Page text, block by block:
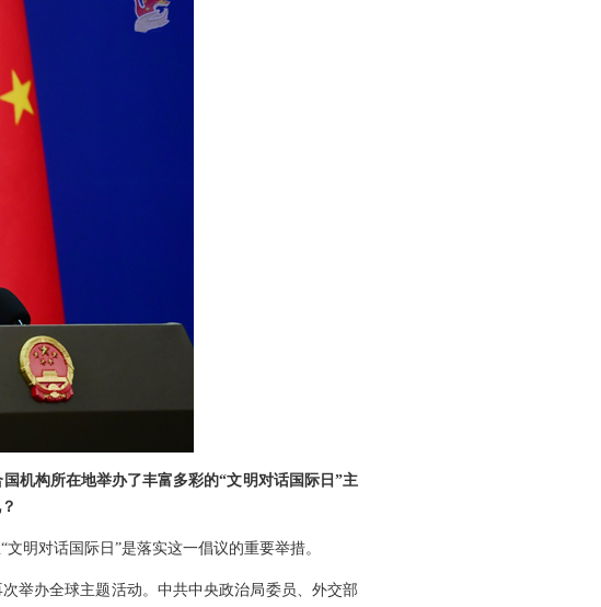
机构所在地举办了丰富多彩的“文明对话国际日”主
明对话国际日”是落实这一倡议的重要举措。
举办全球主题活动。中共中央政治局委员、外交部